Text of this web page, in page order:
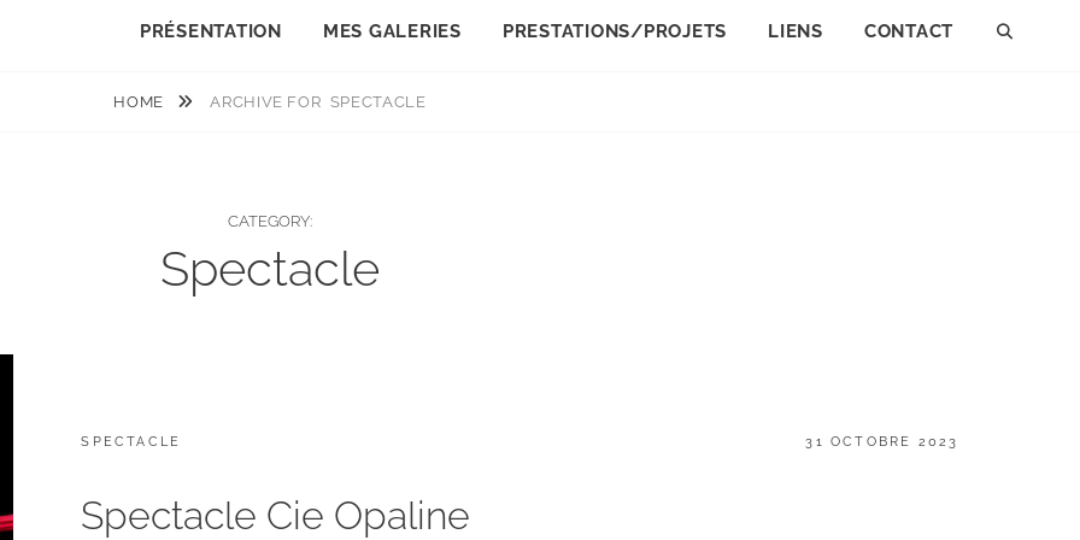
PRÉSENTATION MES GALERIES PRESTATIONS/PROJETS LIENS CONTACT
HOME ARCHIVE FOR SPECTACLE
CATEGORY:
Spectacle
CATEGORIES:
SPECTACLE
POSTED
31 OCTOBRE 2023
Spectacle Cie Opaline